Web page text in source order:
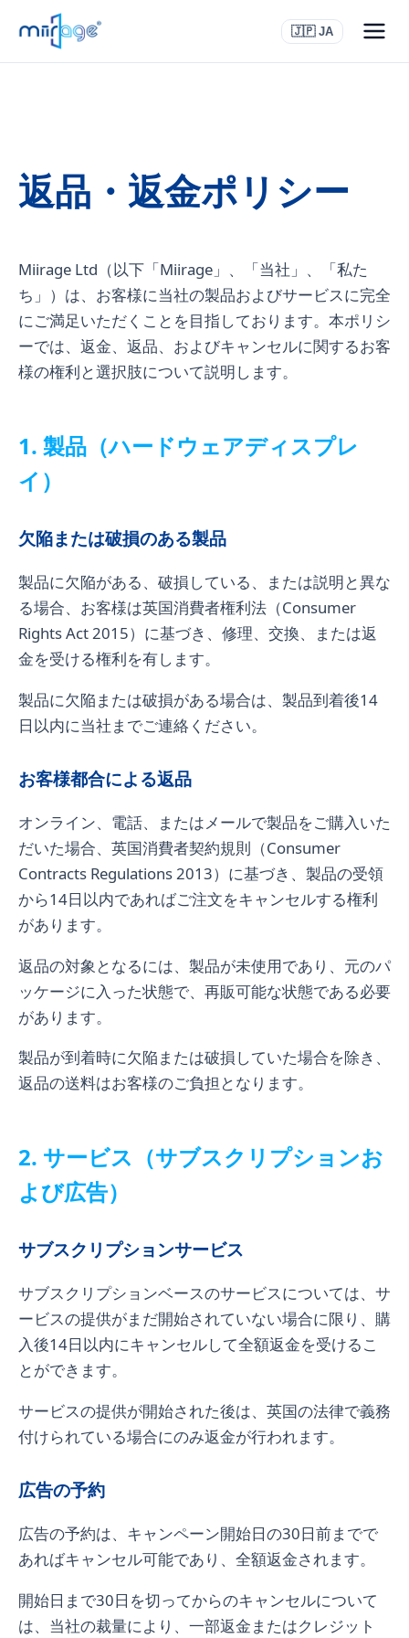
🇯🇵 JA
返品・返金ポリシー
Miirage Ltd（以下「Miirage」、「当社」、「私た
ち」）は、お客様に当社の製品およびサービスに完全
にご満足いただくことを目指しております。本ポリシ
ーでは、返金、返品、およびキャンセルに関するお客
様の権利と選択肢について説明します。
1. 製品（ハードウェアディスプレ
イ）
欠陥または破損のある製品
製品に欠陥がある、破損している、または説明と異な
る場合、お客様は英国消費者権利法（Consumer
Rights Act 2015）に基づき、修理、交換、または返
金を受ける権利を有します。
製品に欠陥または破損がある場合は、製品到着後14
日以内に当社までご連絡ください。
お客様都合による返品
オンライン、電話、またはメールで製品をご購入いた
だいた場合、英国消費者契約規則（Consumer
Contracts Regulations 2013）に基づき、製品の受領
から14日以内であればご注文をキャンセルする権利
があります。
返品の対象となるには、製品が未使用であり、元のパ
ッケージに入った状態で、再販可能な状態である必要
があります。
製品が到着時に欠陥または破損していた場合を除き、
返品の送料はお客様のご負担となります。
2. サービス（サブスクリプションお
よび広告）
サブスクリプションサービス
サブスクリプションベースのサービスについては、サ
ービスの提供がまだ開始されていない場合に限り、購
入後14日以内にキャンセルして全額返金を受けるこ
とができます。
サービスの提供が開始された後は、英国の法律で義務
付けられている場合にのみ返金が行われます。
広告の予約
広告の予約は、キャンペーン開始日の30日前までで
あればキャンセル可能であり、全額返金されます。
開始日まで30日を切ってからのキャンセルについて
は、当社の裁量により、一部返金またはクレジット